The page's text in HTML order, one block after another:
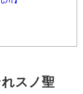
スノ聖